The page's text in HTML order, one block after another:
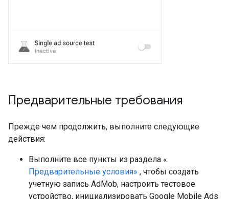
Предварительные требования
Прежде чем продолжить, выполните следующие
действия:
Выполните все пункты из раздела «
Предварительные условия» , чтобы создать
учетную запись AdMob, настроить тестовое
устройство, инициализировать Google Mobile Ads